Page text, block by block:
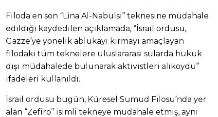
Filoda en son “Lina Al-Nabulsi” teknesine müdahale
edildiği kaydedilen açıklamada, “İsrail ordusu,
Gazze’ye yönelik ablukayı kırmayı amaçlayan
filodaki tüm teknelere uluslararası sularda hukuk
dışı müdahalede bulunarak aktivistleri alıkoydu”
ifadeleri kullanıldı.
İsrail ordusu bugün, Küresel Sumud Filosu’nda yer
alan “Zefiro” isimli tekneye müdahale etmiş, aynı